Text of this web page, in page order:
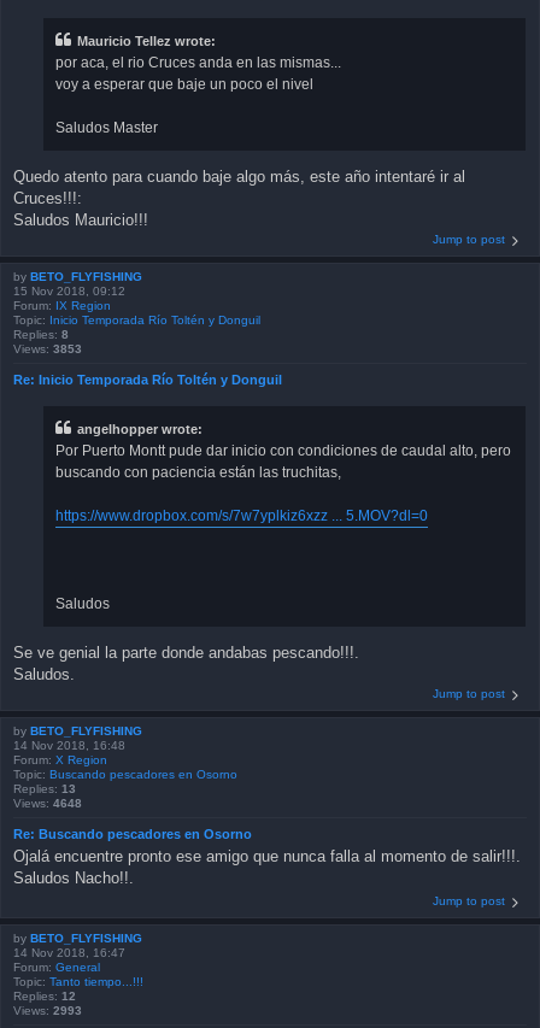
Mauricio Tellez wrote:
por aca, el rio Cruces anda en las mismas...
voy a esperar que baje un poco el nivel
Saludos Master
Quedo atento para cuando baje algo más, este año intentaré ir al
Cruces!!!:
Saludos Mauricio!!!
Jump to post
by BETO_FLYFISHING
15 Nov 2018, 09:12
Forum: IX Region
Topic: Inicio Temporada Río Toltén y Donguil
Replies: 8
Views: 3853
Re: Inicio Temporada Río Toltén y Donguil
angelhopper wrote:
Por Puerto Montt pude dar inicio con condiciones de caudal alto, pero
buscando con paciencia están las truchitas,
https://www.dropbox.com/s/7w7yplkiz6xzz ... 5.MOV?dl=0
Saludos
Se ve genial la parte donde andabas pescando!!!.
Saludos.
Jump to post
by BETO_FLYFISHING
14 Nov 2018, 16:48
Forum: X Region
Topic: Buscando pescadores en Osorno
Replies: 13
Views: 4648
Re: Buscando pescadores en Osorno
Ojalá encuentre pronto ese amigo que nunca falla al momento de salir!!!.
Saludos Nacho!!.
Jump to post
by BETO_FLYFISHING
14 Nov 2018, 16:47
Forum: General
Topic: Tanto tiempo...!!!
Replies: 12
Views: 2993